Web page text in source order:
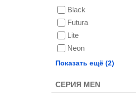
Black
Futura
Lite
Neon
Stilo
Показать ещё (2)
СЕРИЯ MEN